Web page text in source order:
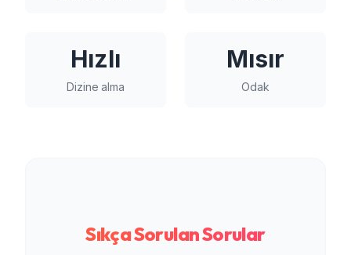
Hızlı
Dizine alma
Mısır
Odak
Sıkça Sorulan Sorular